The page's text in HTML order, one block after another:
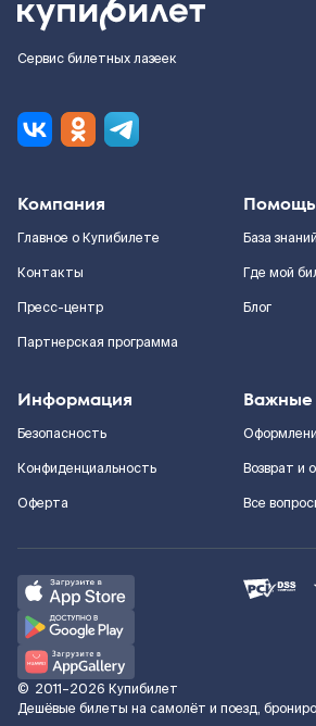
Сервис билетных лазеек
Компания
Главное о Купибилете
Контакты
Пресс-центр
Партнерская программа
Помощь
База знаний
Где мой
Блог
Информация
Безопасность
Конфиденциальность
Оферта
Важные
Возврат и
Все
© 2011–2026 Купибилет
Дешёвые билеты на самолёт и поезд,